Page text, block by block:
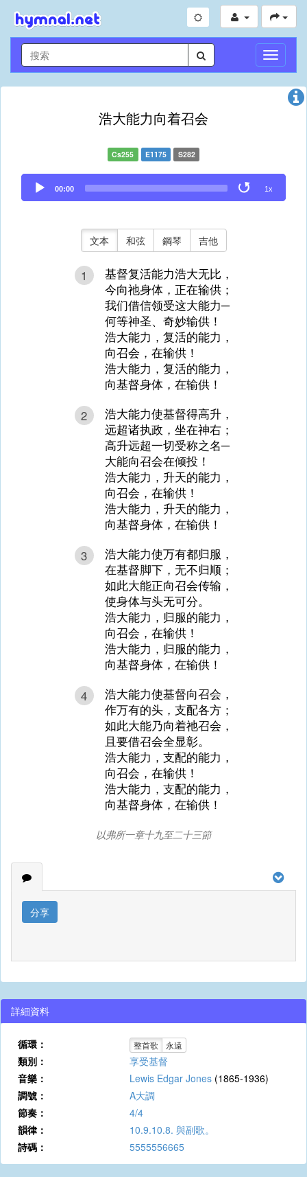
切
換
導
浩大能力向着召会
Cs255 E1175 S282
Audio
Player
00:00 1x
文本 和弦 鋼琴 吉他
1
基督复活能力浩大无比，
今向祂身体，正在输供；
我们借信领受这大能力─
何等神圣、奇妙输供！
浩大能力，复活的能力，
向召会，在输供！
浩大能力，复活的能力，
向基督身体，在输供！
2
浩大能力使基督得高升，
远超诸执政，坐在神右；
高升远超一切受称之名─
大能向召会在倾投！
浩大能力，升天的能力，
向召会，在输供！
浩大能力，升天的能力，
向基督身体，在输供！
3
浩大能力使万有都归服，
在基督脚下，无不归顺；
如此大能正向召会传输，
使身体与头无可分。
浩大能力，归服的能力，
向召会，在输供！
浩大能力，归服的能力，
向基督身体，在输供！
4
浩大能力使基督向召会，
作万有的头，支配各方；
如此大能乃向着祂召会，
且要借召会全显彰。
浩大能力，支配的能力，
向召会，在输供！
浩大能力，支配的能力，
向基督身体，在输供！
以弗所一章十九至二十三節
分享
詳細資料
循環： 整首歌 永遠
類別：
享受基督
音樂：
Lewis Edgar Jones (1865-1936)
調號：
A大調
節奏：
4/4
韻律：
10.9.10.8. 與副歌。
詩碼：
5555556665